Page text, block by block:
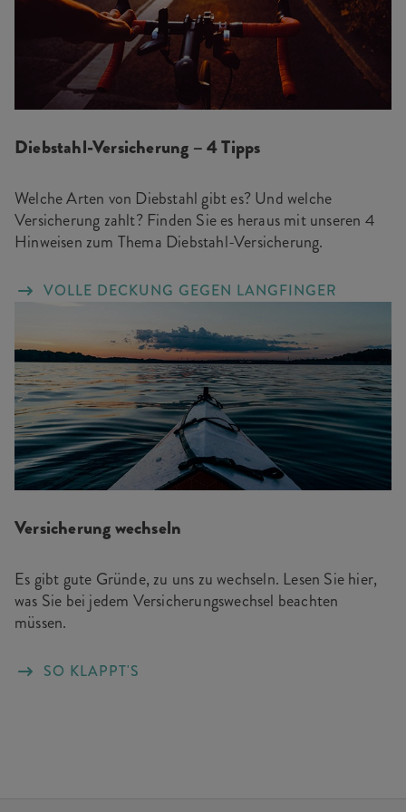
Diebstahl-Versicherung – 4 Tipps
Welche Arten von Diebstahl gibt es? Und welche
Versicherung zahlt? Finden Sie es heraus mit unseren 4
Hinweisen zum Thema Diebstahl-Versicherung.
VOLLE DECKUNG GEGEN LANGFINGER
Versicherung wechseln
Es gibt gute Gründe, zu uns zu wechseln. Lesen Sie hier,
was Sie bei jedem Versicherungswechsel beachten
müssen.
SO KLAPPT'S